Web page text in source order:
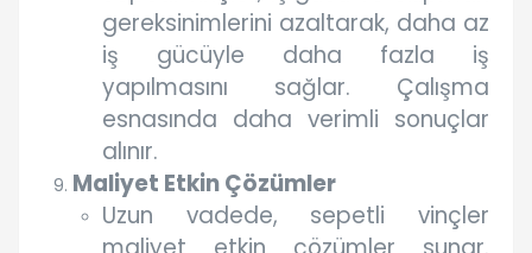
gereksinimlerini azaltarak, daha az
iş gücüyle daha fazla iş
yapılmasını sağlar. Çalışma
esnasında daha verimli sonuçlar
alınır.
Maliyet Etkin Çözümler
Uzun vadede, sepetli vinçler